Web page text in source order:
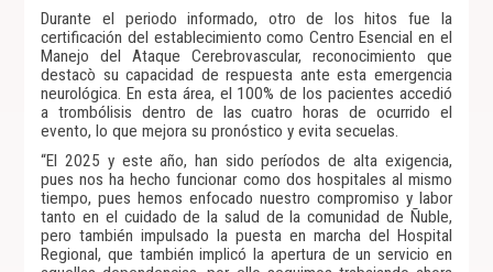
Durante el periodo informado, otro de los hitos fue la
certificación del establecimiento como Centro Esencial en el
Manejo del Ataque Cerebrovascular, reconocimiento que
destacò su capacidad de respuesta ante esta emergencia
neurológica. En esta área, el 100% de los pacientes accedió
a trombólisis dentro de las cuatro horas de ocurrido el
evento, lo que mejora su pronóstico y evita secuelas.
“El 2025 y este año, han sido períodos de alta exigencia,
pues nos ha hecho funcionar como dos hospitales al mismo
tiempo, pues hemos enfocado nuestro compromiso y labor
tanto en el cuidado de la salud de la comunidad de Ñuble,
pero también impulsado la puesta en marcha del Hospital
Regional, que también implicó la apertura de un servicio en